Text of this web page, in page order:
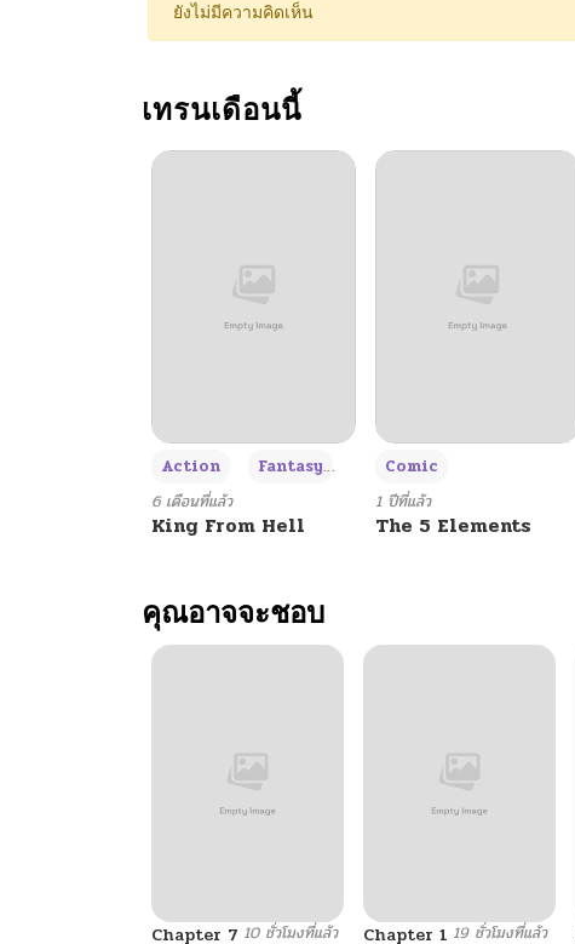
ยังไม่มีความคิดเห็น
เทรนเดือนนี้
Action Fantasy
6 เดือนที่แล้ว
King From Hell
Comic
1 ปีที่แล้ว
The 5 Elements
คุณอาจจะชอบ
Chapter 7 10 ชั่วโมงที่แล้ว Chapter 1 19 ชั่วโมงที่แล้ว